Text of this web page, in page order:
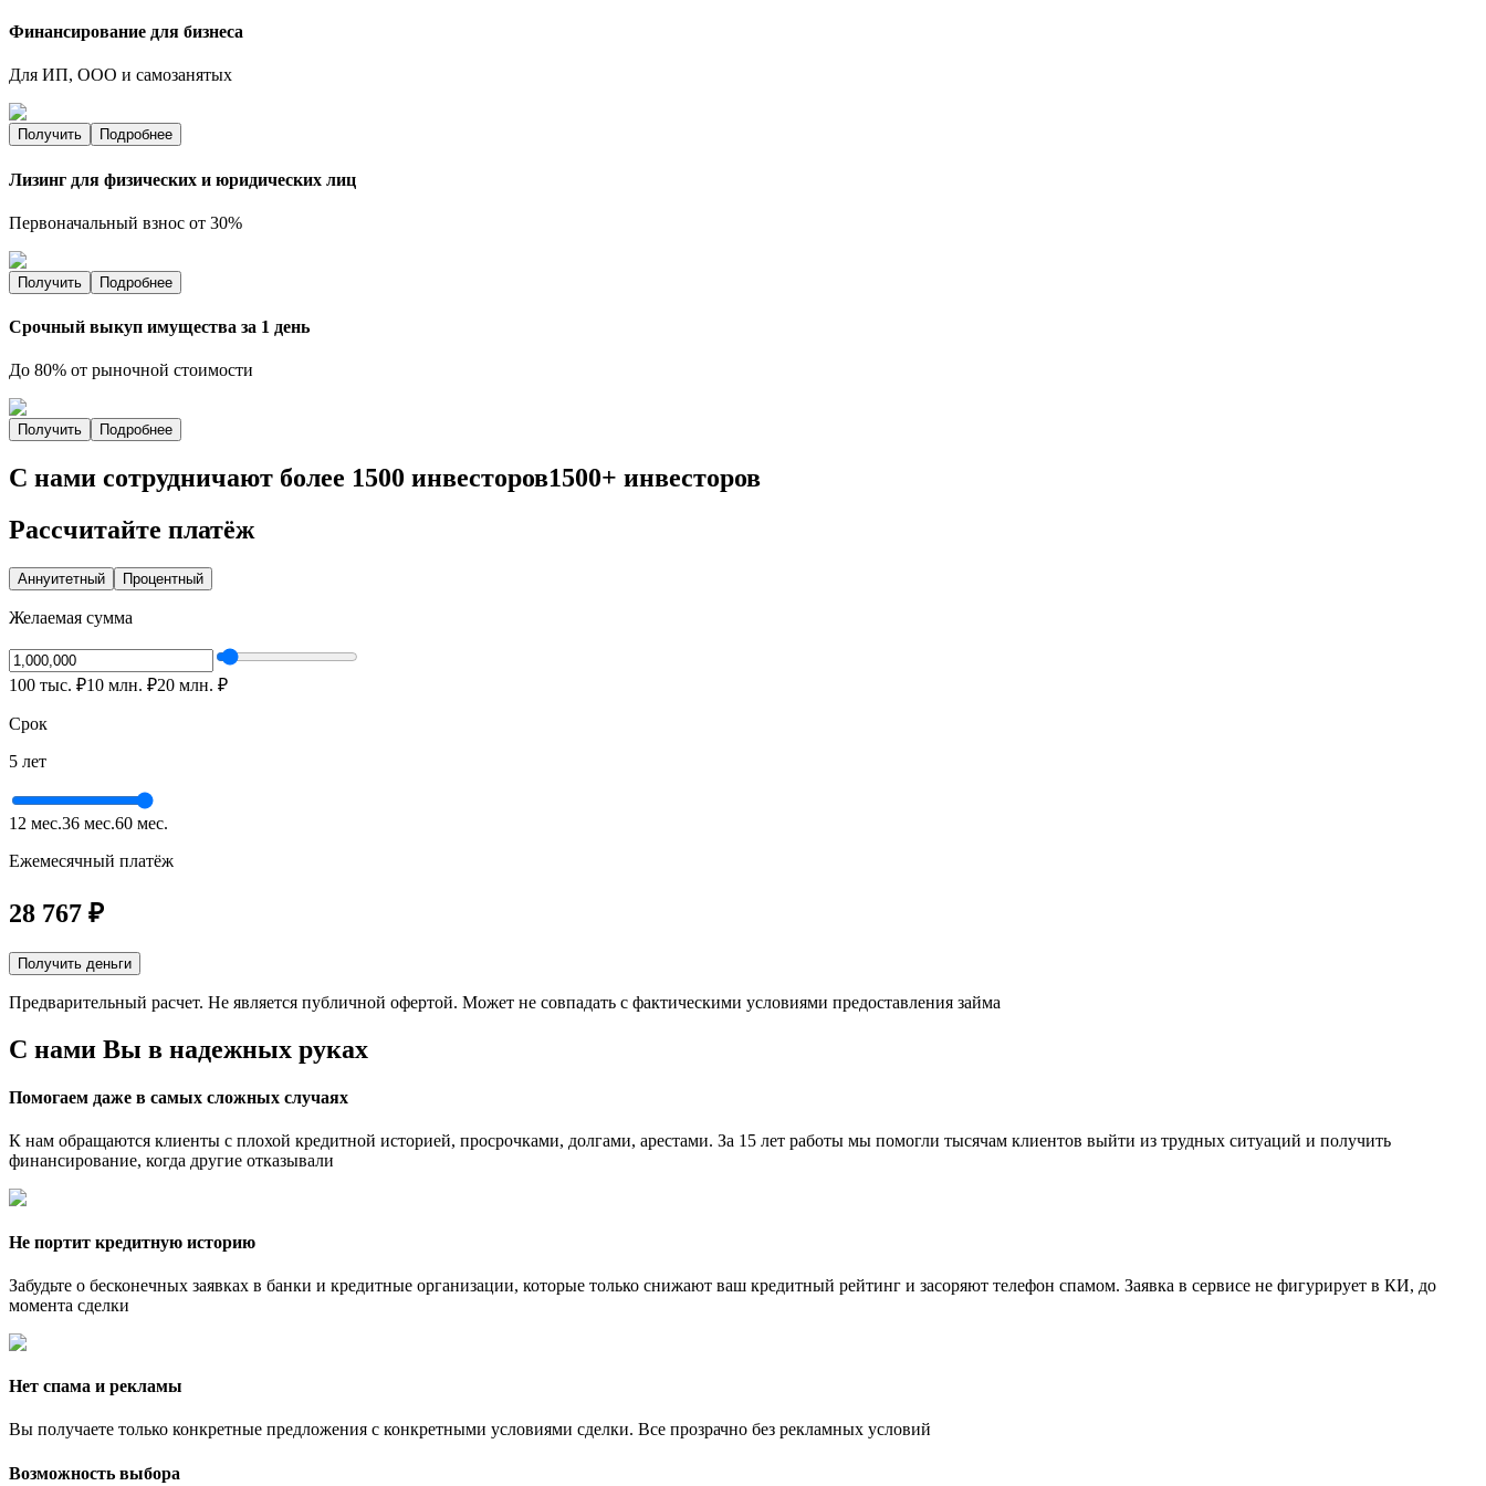
Финансирование для бизнеса
Для ИП, ООО и самозанятых
Получить Подробнее
Лизинг для физических и юридических лиц
Первоначальный взнос от 30%
Получить Подробнее
Срочный выкуп имущества за 1 день
До 80% от рыночной стоимости
Получить Подробнее
С нами сотрудничают более 1500 инвесторов1500+ инвесторов
Рассчитайте платёж
Аннуитетный Процентный
Желаемая сумма
100 тыс. ₽10 млн. ₽20 млн. ₽
Срок
5 лет
12 мес.36 мес.60 мес.
Ежемесячный платёж
28 767 ₽
Получить деньги
Предварительный расчет. Не является публичной офертой. Может не совпадать с фактическими условиями предоставления займа
С нами Вы в надежных руках
Помогаем даже в самых сложных случаях
К нам обращаются клиенты с плохой кредитной историей, просрочками, долгами, арестами. За 15 лет работы мы помогли тысячам клиентов выйти из трудных ситуаций и получить
финансирование, когда другие отказывали
Не портит кредитную историю
Забудьте о бесконечных заявках в банки и кредитные организации, которые только снижают ваш кредитный рейтинг и засоряют телефон спамом. Заявка в сервисе не фигурирует в КИ, до
момента сделки
Нет спама и рекламы
Вы получаете только конкретные предложения с конкретными условиями сделки. Все прозрачно без рекламных условий
Возможность выбора